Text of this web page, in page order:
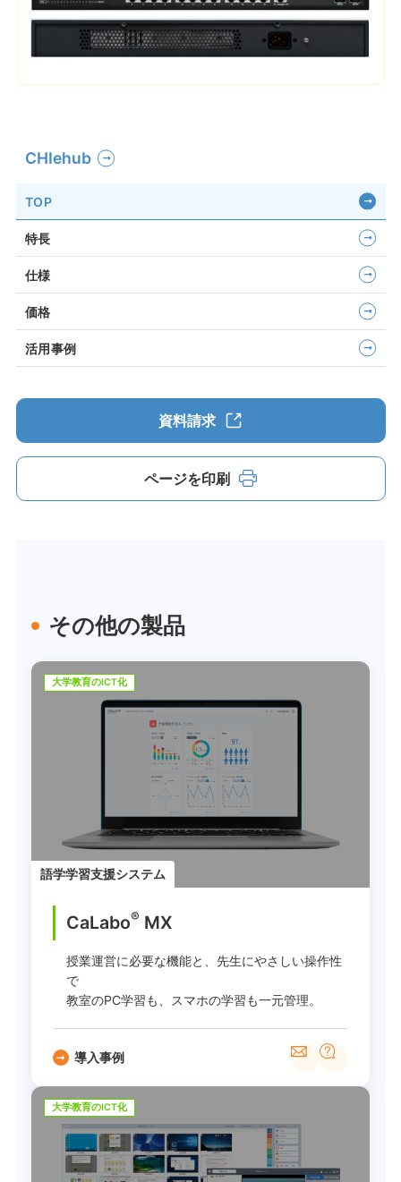
CHIehub
TOP
特長
仕様
価格
活用事例
資料請求
ページを印刷
その他の製品
大学教育のICT化
語学学習支援システム
CaLabo® MX
授業運営に必要な機能と、先生にやさしい操作性
で
教室のPC学習も、スマホの学習も一元管理。
導入事例
大学教育のICT化